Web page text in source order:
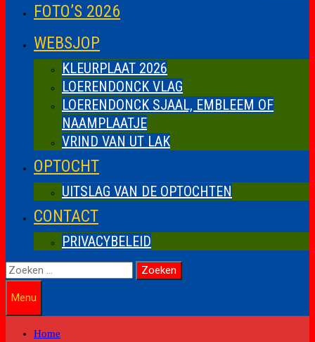
FOTO’S 2026
WEBSJOP
KLEURPLAAT 2026
LOERENDONCK VLAG
LOERENDONCK SJAAL, EMBLEEM OF
NAAMPLAATJE
VRIND VAN UT LAK
OPTOCHT
UITSLAG VAN DE OPTOCHTEN
CONTACT
PRIVACYBELEID
Zoeken
naar:
Menu
Home